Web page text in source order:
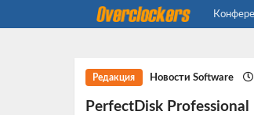
Редакция Новости Software
PerfectDisk